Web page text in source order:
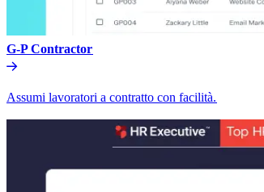
G-P Contractor​​
Assumi lavoratori a contratto con facilità.​​